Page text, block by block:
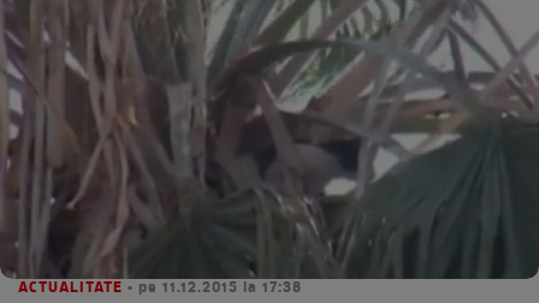
ACTUALITATE • pe 11.12.2015 la 17:38